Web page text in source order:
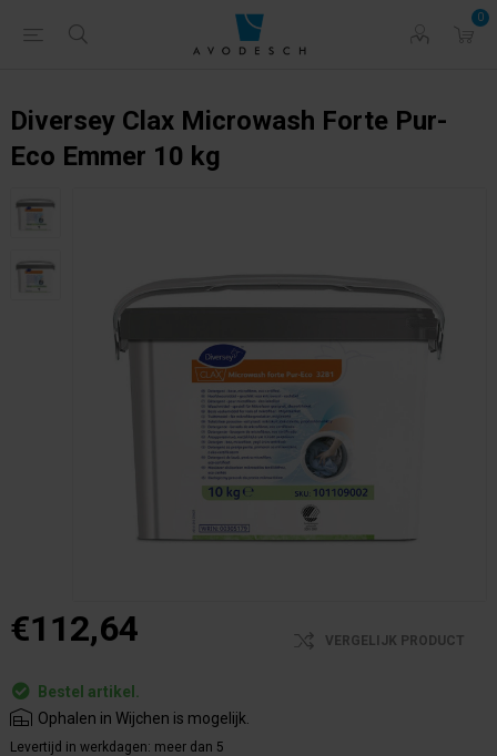
0
Diversey Clax Microwash Forte Pur-
Eco Emmer 10 kg
€112,64 VERGELIJK PRODUCT
Bestel artikel.
Ophalen in Wijchen is mogelijk.
Levertijd in werkdagen: meer dan 5